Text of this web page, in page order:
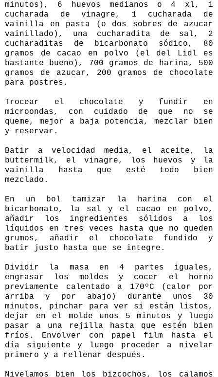
minutos), 6 huevos medianos o 4 xl, 1
cucharada de vinagre, 1 cucharada de
vainilla en pasta (o dos sobres de azucar
vainillado), una cucharadita de sal, 2
cucharaditas de bicarbonato sódico, 80
gramos de cacao en polvo (el del Lidl es
bastante bueno), 700 gramos de harina, 500
gramos de azucar, 200 gramos de chocolate
para postres.
Trocear el chocolate y fundir en
microondas, con cuidado de que no se
queme, mejor a baja potencia, mezclar bien
y reservar.
Batir a velocidad media, el aceite, la
buttermilk, el vinagre, los huevos y la
vainilla hasta que esté todo bien
mezclado.
En un bol tamizar la harina con el
bicarbonato, la sal y el cacao en polvo,
añadir los ingredientes sólidos a los
líquidos en tres veces hasta que no queden
grumos, añadir el chocolate fundido y
batir justo hasta que se integre.
Dividir la masa en 4 partes iguales,
engrasar los moldes y cocer el horno
previamente calentado a 170ºC (calor por
arriba y por abajo) durante unos 30
minutos, pinchar para ver si están listos,
dejar en el molde unos 5 minutos y luego
pasar a una rejilla hasta que estén bien
fríos. Envolver con papel film hasta el
día siguiente y luego proceder a nivelar
primero y a rellenar después.
Nivelamos bien los bizcochos, los calamos